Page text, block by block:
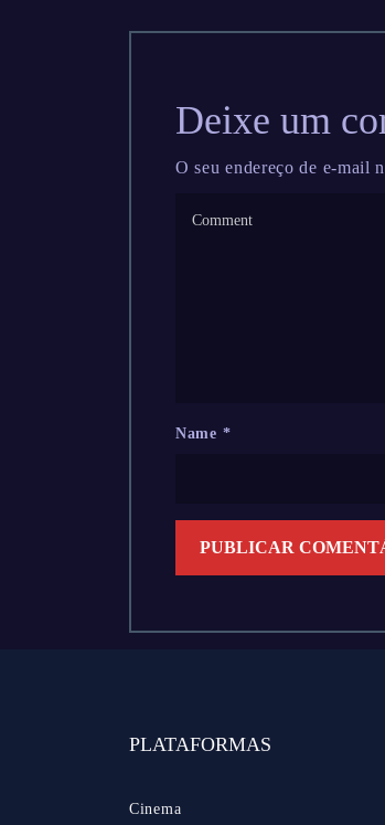
Deixe um
O seu endereço de e-mail
Name *
PLATAFORMAS
Cinema